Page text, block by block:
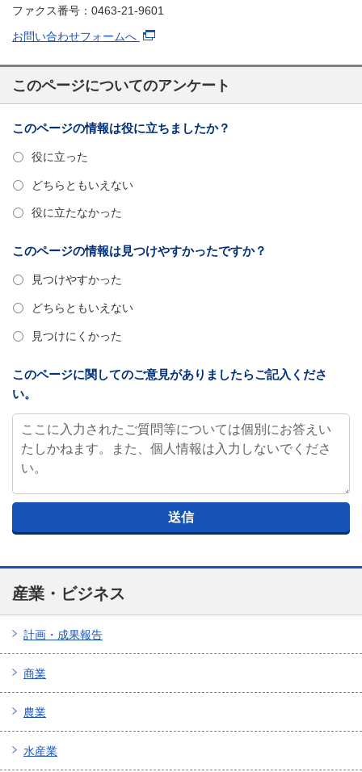
ファクス番号：0463-21-9601
お問い合わせフォームへ
このページについてのアンケート
このページの情報は役に立ちましたか？
役に立った
どちらともいえない
役に立たなかった
このページの情報は見つけやすかったですか？
見つけやすかった
どちらともいえない
見つけにくかった
このページに関してのご意見がありましたらご記入くださ
い。
産業・ビジネス
計画・成果報告
商業
農業
水産業